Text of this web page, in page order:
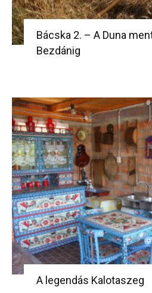
Bácska 2. – A Duna
Bezdánig
A legendás Kalotaszeg